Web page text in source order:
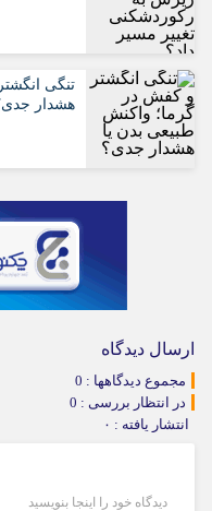
تنگی
هشدار
ارسال دیدگاه
مجموع دیدگاهها : 0
در انتظار بررسی : 0
انتشار یافته : ۰
دیدگاه خود را اینجا بنویسید